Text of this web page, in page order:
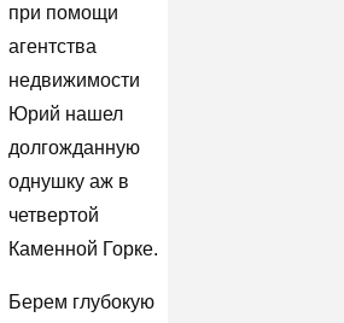
при помощи
агентства
недвижимости
Юрий нашел
долгожданную
однушку аж в
четвертой
Каменной Горке.
Берем глубокую